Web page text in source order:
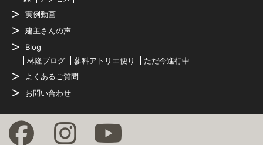
実例動画
建主さんの声
Blog
林隆ブログ
蓼科アトリエ便り
ただ今進行中
よくあるご質問
お問い合わせ